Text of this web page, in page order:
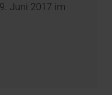
Juni 2017 im